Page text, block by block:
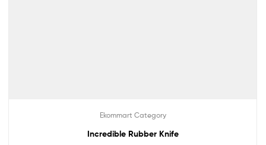
Ekommart Category
Incredible Rubber Knife